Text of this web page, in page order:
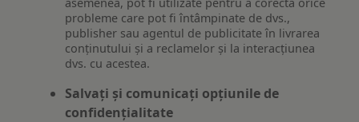
probleme care pot fi întâmpinate de dvs.,
publisher sau agentul de publicitate în livrarea
conținutului și a reclamelor și la interacțiunea
dvs. cu acestea.
Salvați și comunicați opțiunile de
confidențialitate